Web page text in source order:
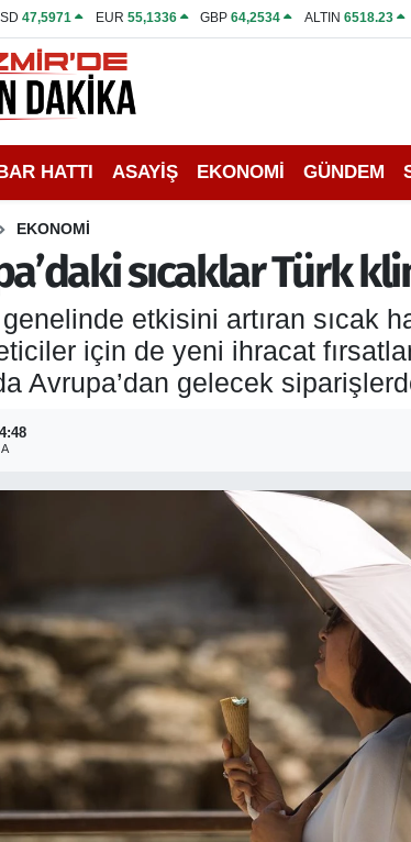
47,5971 EUR 55,1336 GBP64,2534 ALTIN 6518.23
HATTI ASAYİŞ EKONOMİ GÜNDEM
EKONOMİ
sıcaklar Türk
etkisini artıran sıcak
için de yeni ihracat
Avrupa’dan gelecek
Haritası